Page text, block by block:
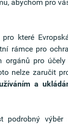
abychom pro
které
rámce pro
orgánů pro
nelze zaručit
a
podrobný